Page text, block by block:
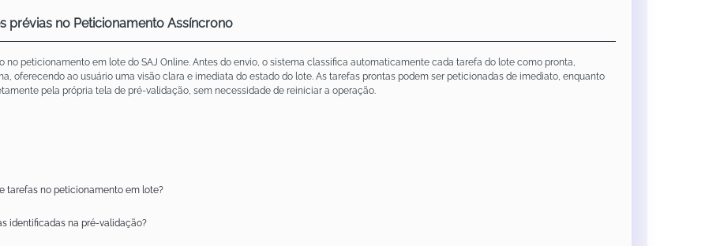
prévias no Peticionamento Assíncrono
no peticionamento em lote do SAJ Online. Antes do envio, o sistema classifica automaticamente cada tarefa do lote como pronta,
oferecendo ao usuário uma visão clara e imediata do estado do lote. As tarefas prontas podem ser peticionadas de imediato, enquanto
pela própria tela de pré-validação, sem necessidade de reiniciar a operação.
tarefas no peticionamento em lote?
identificadas na pré-validação?